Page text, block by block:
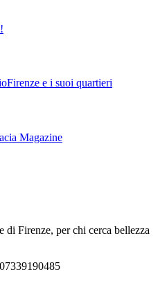
Firenze e i suoi quartieri
Magazine
di Firenze, per chi cerca bellezza